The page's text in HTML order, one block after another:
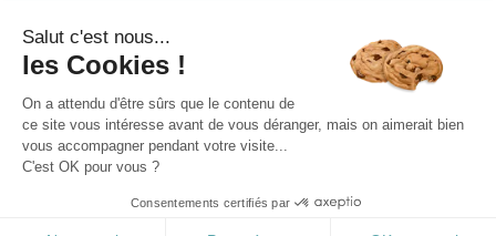
Hôtel Rhénanie-Palatinat
Hôtel Sarre
Hôtel Saxe
Hôtel Schleswig-Holstein
Qui sommes nous ? |Contactez-nous
Salut c'est nous...
les Cookies !
On a attendu d'être sûrs que le contenu de
ce site vous intéresse avant de vous déranger, mais on aimerait bien
vous accompagner pendant votre visite...
C'est OK pour vous ?
Consentements certifiés par